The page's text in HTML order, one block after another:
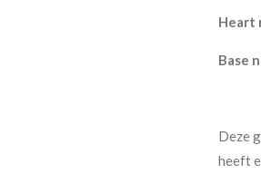
Heart
Base
Deze
heeft